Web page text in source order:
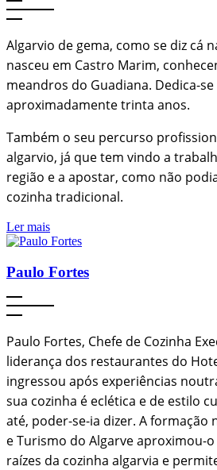
Algarvio de gema, como se diz cá
nasceu em Castro Marim,
meandros do Guadiana. Dedica-
aproximadamente trinta anos.
Também o seu percurso
algarvio, já que tem vindo a
região e a apostar, como não
cozinha tradicional.
Ler mais
Paulo Fortes
Paulo Fortes, Chefe de Cozinha
liderança dos restaurantes do
ingressou após experiências
sua cozinha é eclética e de estilo
até, poder-se-ia dizer. A formação
e Turismo do Algarve aproximou-
raízes da cozinha algarvia e